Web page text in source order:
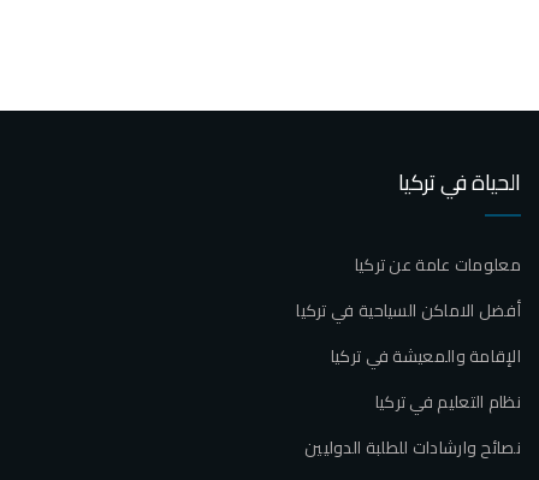
الحياة في تركيا
معلومات عامة عن تركيا
أفضل الاماكن السياحية في تركيا
الإقامة والمعيشة في تركيا
نظام التعليم في تركيا
نصائح وارشادات للطلبة الدوليين